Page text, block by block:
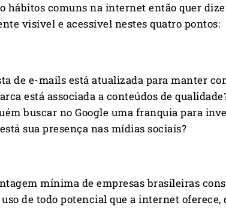
hábitos comuns na internet então quer
visível e acessível nestes quatro pontos:
de e-mails está atualizada para manter
está associada a conteúdos de
buscar no Google uma franquia para
sua presença nas mídias sociais?
mínima de empresas brasileiras
de todo potencial que a internet